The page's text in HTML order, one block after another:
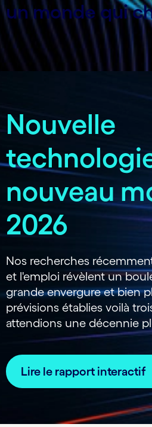
un monde qui
Nouvelle
nouveau
2026
Nos recherches
et l'emploi révèlent un
grande envergure et bien
prévisions établies voilà
attendions une décennie
Lire le rapport interactif